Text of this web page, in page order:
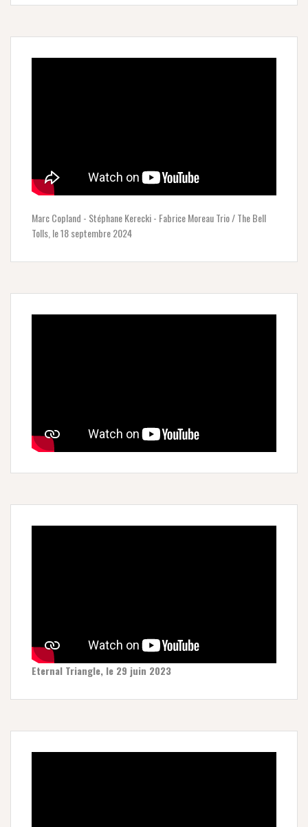
Marc Copland - Stéphane Kerecki - Fabrice Moreau Trio / The Bell
Tolls, le 18 septembre 2024
Eternal Triangle, le 29 juin 2023